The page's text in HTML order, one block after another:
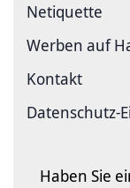
Netiquette
Werben auf
Kontakt
Datenschutz-
Haben Sie